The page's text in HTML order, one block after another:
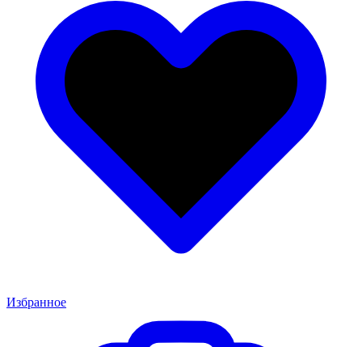
Избранное